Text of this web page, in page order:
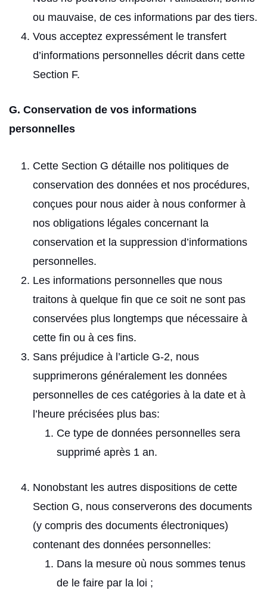
ou mauvaise, de ces informations par des tiers.
Vous acceptez expressément le transfert
d’informations personnelles décrit dans cette
Section F.
G. Conservation de vos informations
personnelles
Cette Section G détaille nos politiques de
conservation des données et nos procédures,
conçues pour nous aider à nous conformer à
nos obligations légales concernant la
conservation et la suppression d’informations
personnelles.
Les informations personnelles que nous
traitons à quelque fin que ce soit ne sont pas
conservées plus longtemps que nécessaire à
cette fin ou à ces fins.
Sans préjudice à l’article G-2, nous
supprimerons généralement les données
personnelles de ces catégories à la date et à
l’heure précisées plus bas:
Ce type de données personnelles sera
supprimé après 1 an.
Nonobstant les autres dispositions de cette
Section G, nous conserverons des documents
(y compris des documents électroniques)
contenant des données personnelles:
Dans la mesure où nous sommes tenus
de le faire par la loi ;